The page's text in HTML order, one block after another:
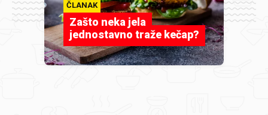
ČLANAK
Zašto neka jela
jednostavno traže kečap?